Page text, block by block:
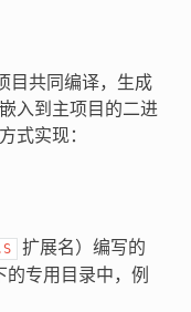
目共同编译，生成
入到主项目的二进
式实现：
扩展名）编写的
的专用目录中，例